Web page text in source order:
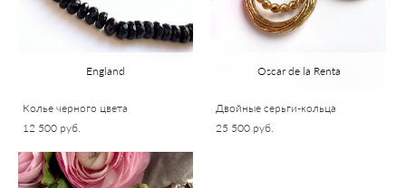
England
Колье черного цвета
12 500 pуб.
Oscar de la Renta
Двойные серьги-кольца
25 500 pуб.